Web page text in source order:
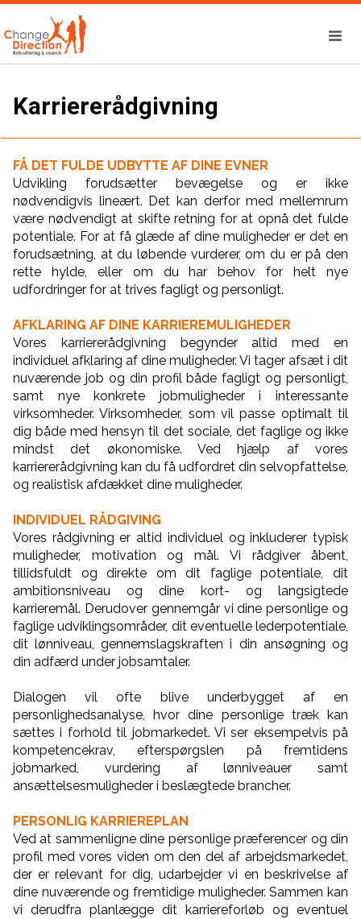
Karriererådgivning
FÅ DET FULDE UDBYTTE AF DINE EVNER
Udvikling forudsætter bevægelse og er ikke
nødvendigvis lineært. Det kan derfor med mellemrum
være nødvendigt at skifte retning for at opnå det fulde
potentiale. For at få glæde af dine muligheder er det en
forudsætning, at du løbende vurderer, om du er på den
rette hylde, eller om du har behov for helt nye
udfordringer for at trives fagligt og personligt.
AFKLARING AF DINE KARRIEREMULIGHEDER
Vores karriererådgivning begynder altid med en
individuel afklaring af dine muligheder. Vi tager afsæt i dit
nuværende job og din profil både fagligt og personligt,
samt nye konkrete jobmuligheder i interessante
virksomheder. Virksomheder, som vil passe optimalt til
dig både med hensyn til det sociale, det faglige og ikke
mindst det økonomiske. Ved hjælp af vores
karriererådgivning kan du få udfordret din selvopfattelse,
og realistisk afdækket dine muligheder.
INDIVIDUEL RÅDGIVING
Vores rådgivning er altid individuel og inkluderer typisk
muligheder, motivation og mål. Vi rådgiver åbent,
tillidsfuldt og direkte om dit faglige potentiale, dit
ambitionsniveau og dine kort- og langsigtede
karrieremål. Derudover gennemgår vi dine personlige og
faglige udviklingsområder, dit eventuelle lederpotentiale,
dit lønniveau, gennemslagskraften i din ansøgning og
din adfærd under jobsamtaler.
Dialogen vil ofte blive underbygget af en
personlighedsanalyse, hvor dine personlige træk kan
sættes i forhold til jobmarkedet. Vi ser eksempelvis på
kompetencekrav, efterspørgslen på fremtidens
jobmarked, vurdering af lønniveauer samt
ansættelsesmuligheder i beslægtede brancher.
PERSONLIG KARRIEREPLAN
Ved at sammenligne dine personlige præferencer og din
profil med vores viden om den del af arbejdsmarkedet,
der er relevant for dig, udarbejder vi en beskrivelse af
dine nuværende og fremtidige muligheder. Sammen kan
vi derudfra planlægge dit karriereforløb og eventuel